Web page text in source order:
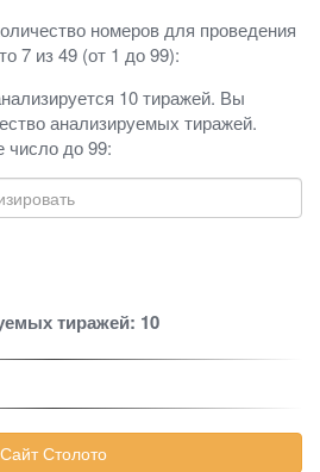
номеров для проведения
7 из 49 (от 1 до 99):
10 тиражей. Вы
анализируемых тиражей.
до 99:
тиражей: 10
Сайт Столото